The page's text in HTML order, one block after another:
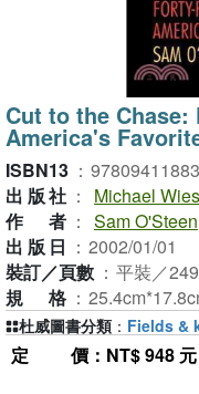
Cut to the
America's
ISBN13 ：
出版社 ：
Michael
作者 ： Sam O'Steen
出版日 ： 2002/01/01
裝訂／頁數 ： 平裝／
規格 ：
定價 ：NT$ 948 元
杜威圖書分類 ： Fields &